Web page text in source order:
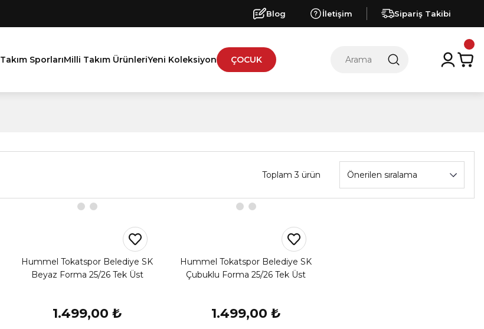
Blog İletişim Sipariş Takibi
Takım SporlarıMilli Takım ÜrünleriYeni Koleksiyon ÇOCUK
Toplam 3 ürün
Hummel Tokatspor Belediye SK
Beyaz Forma 25/26 Tek Üst
1.499,00 ₺
Hummel Tokatspor Belediye SK
Çubuklu Forma 25/26 Tek Üst
1.499,00 ₺